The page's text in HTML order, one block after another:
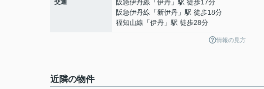
交通 阪急伊丹線 「伊丹 」駅 徒歩17分
阪急伊丹線 「新伊丹 」駅 徒歩18分
福知山線 「伊丹 」駅 徒歩28分
情報の見方
近隣の物件